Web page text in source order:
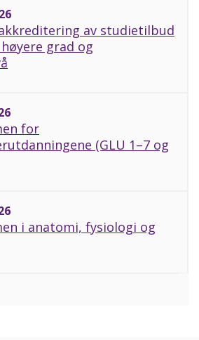
av studietilbud
grad og
for
(GLU 1–7 og
i anatomi, fysiologi og